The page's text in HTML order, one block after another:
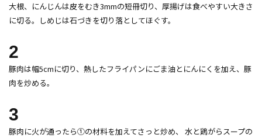
大根、にんじんは皮をむき3mmの短冊切り、厚揚げは食べやすい大きさ
に切る。しめじは石づきを切り落としてほぐす。
2
豚肉は幅5cmに切り、熱したフライパンにごま油とにんにくを加え、豚
肉を炒める。
3
豚肉に火が通ったら①の材料を加えてさっと炒め、 水と鶏がらスープの